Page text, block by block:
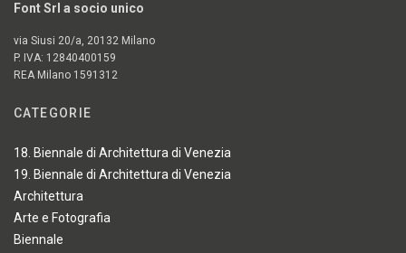
Font Srl a socio unico
via Siusi 20/a, 20132 Milano
P. IVA: 12840400159
REA Milano 1591312
CATEGORIE
18. Biennale di Architettura di Venezia
19. Biennale di Architettura di Venezia
Architettura
Arte e Fotografia
Biennale